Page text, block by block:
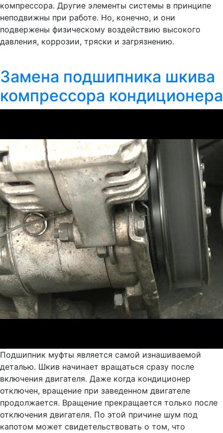
компрессора. Другие элементы системы в принципе
неподвижны при работе. Но, конечно, и они
подвержены физическому воздействию высокого
давления, коррозии, тряски и загрязнению.
Замена подшипника шкива
компрессора кондиционера
Подшипник муфты является самой изнашиваемой
деталью. Шкив начинает вращаться сразу после
включения двигателя. Даже когда кондиционер
отключен, вращение при заведенном двигателе
продолжается. Вращение прекращается только после
отключения двигателя. По этой причине шум под
капотом может свидетельствовать о том, что